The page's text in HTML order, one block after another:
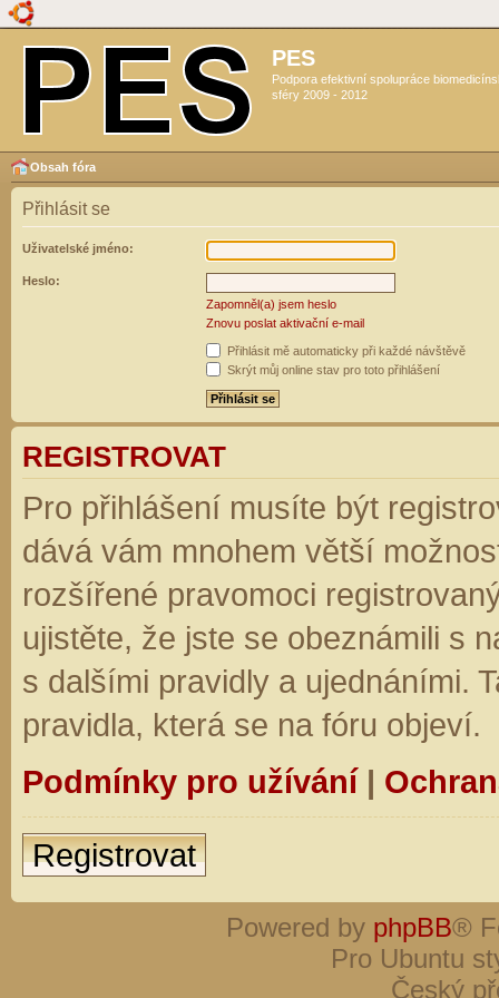
PES
Podpora efektivní spolupráce
sféry 2009 - 2012
Obsah fóra
Přihlásit se
Uživatelské jméno:
Heslo:
Zapomněl(a) jsem heslo
Znovu poslat aktivační e-mail
Přihlásit mě automaticky při každé návštěvě
Skrýt můj online stav pro toto přihlášení
REGISTROVAT
Pro přihlášení musíte být
dává vám mnohem větší
rozšířené pravomoci
ujistěte, že jste se obeznámili s
s dalšími pravidly a ujednáními.
pravidla, která se na fóru objeví.
Podmínky pro užívání|
Registrovat
Powered by phpBB®
Pro Ubuntu
Český